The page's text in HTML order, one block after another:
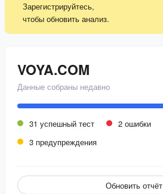
Зарегистрируйтесь,
чтобы обновить анализ.
VOYA.COM
Данные собраны недавно
31 успешный тест
2 ошибки
3 предупреждения
Обновить отчёт